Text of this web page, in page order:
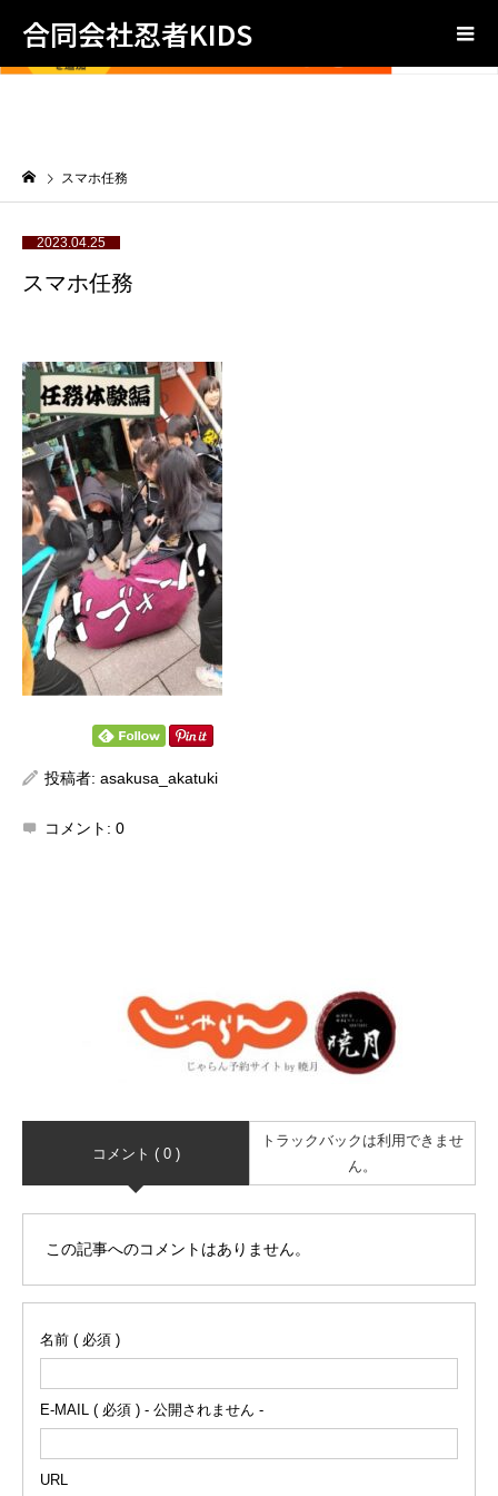
合同会社忍者KIDS
スマホ任務
2023.04.25
スマホ任務
投稿者: asakusa_akatuki
コメント: 0
コメント ( 0 )
トラックバックは利用できませ
ん。
この記事へのコメントはありません。
名前 ( 必須 )
E-MAIL ( 必須 ) - 公開されません -
URL